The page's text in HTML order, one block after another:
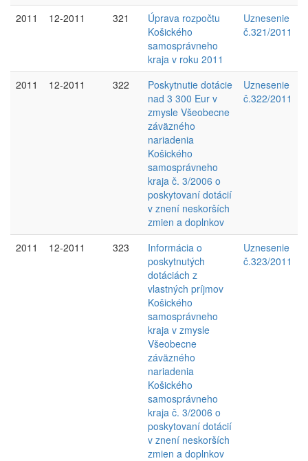
2011 12-2011 321
Úprava rozpočtu
Košického
samosprávneho
kraja v roku 2011
Uznesenie
č.321/2011
2011 12-2011 322
Poskytnutie dotácie
nad 3 300 Eur v
zmysle Všeobecne
záväzného
nariadenia
Košického
samosprávneho
kraja č. 3/2006 o
poskytovaní dotácií
v znení neskorších
zmien a doplnkov
Uznesenie
č.322/2011
2011 12-2011 323
Informácia o
poskytnutých
dotáciách z
vlastných príjmov
Košického
samosprávneho
kraja v zmysle
Všeobecne
záväzného
nariadenia
Košického
samosprávneho
kraja č. 3/2006 o
poskytovaní dotácií
v znení neskorších
zmien a doplnkov
Uznesenie
č.323/2011